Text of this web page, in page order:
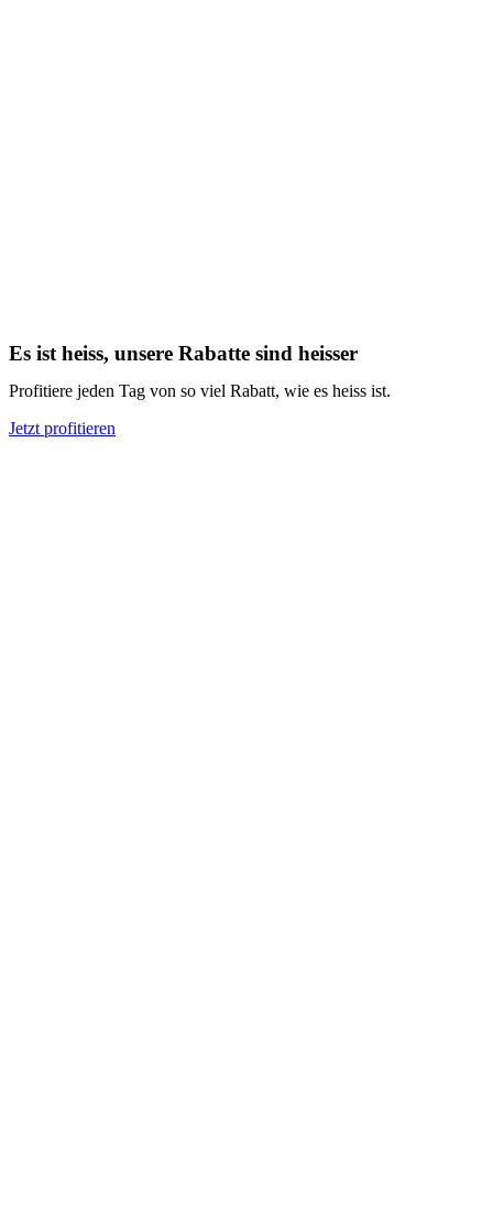
Es ist heiss, unsere Rabatte sind heisser
Profitiere jeden Tag von so viel Rabatt, wie es heiss ist.
Jetzt profitieren